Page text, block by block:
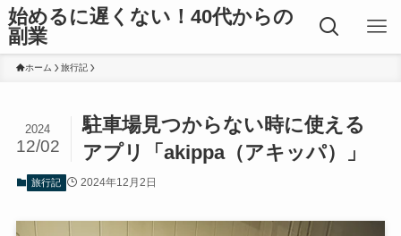
始めるに遅くない！40代からの
副業
ホーム 旅行記
駐車場見つからない時に使える
アプリ「akippa（アキッパ）」
2024
12/02
旅行記 2024年12月2日